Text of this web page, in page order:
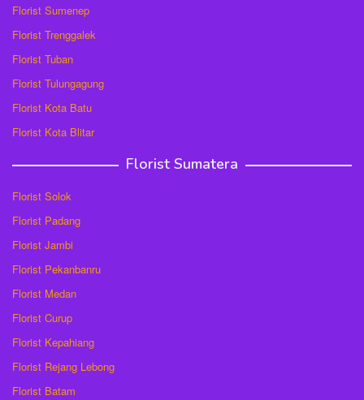
Florist Sumenep
Florist Trenggalek
Florist Tuban
Florist Tulungagung
Florist Kota Batu
Florist Kota Blitar
Florist Sumatera
Florist Solok
Florist Padang
Florist Jambi
Florist Pekanbanru
Florist Medan
Florist Curup
Florist Kepahiang
Florist Rejang Lebong
Florist Batam